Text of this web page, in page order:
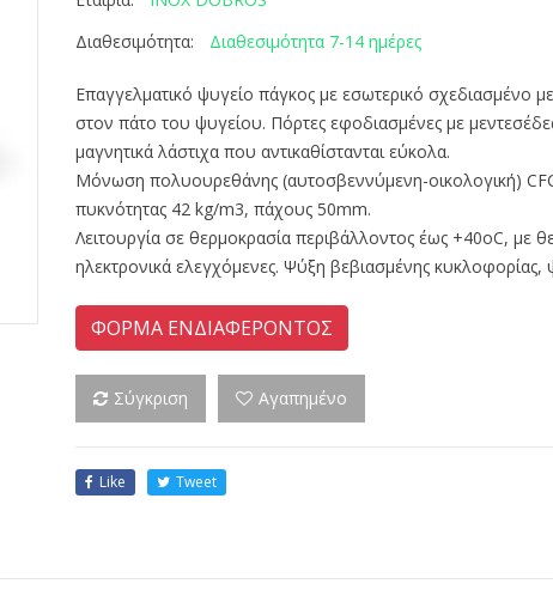
Διαθεσιμότητα:
Διαθεσιμότητα 7-14 ημέρες
Επαγγελματικό ψυγείο πάγκος με εσωτερικό σχεδιασμένο
στον πάτο του ψυγείου. Πόρτες εφοδιασμένες με
μαγνητικά λάστιχα που αντικαθίστανται εύκολα.
Μόνωση πολυουρεθάνης (αυτοσβεννύμενη-οικολογική)
πυκνότητας 42 kg/m3, πάχους 50mm.
Λειτουργία σε θερμοκρασία περιβάλλοντος έως +40οC, με
ηλεκτρονικά ελεγχόμενες. Ψύξη βεβιασμένης κυκλοφορίας,
ΦΟΡΜΑ ΕΝΔΙΑΦΕΡΟΝΤΟΣ
Σύγκριση Αγαπημένο
Like Tweet